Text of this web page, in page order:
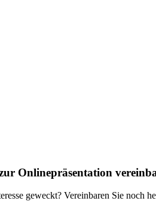
Onlinepräsentation
geweckt? Vereinbaren Sie noch